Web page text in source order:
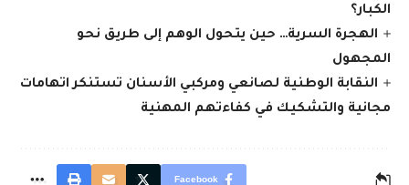
الكبار؟
الهجرة السرية… حين يتحول الوهم إلى طريق نحو
المجهول
النقابة الوطنية لصانعي ومركبي الأسنان تستنكر اتهامات
مجانية والتشكيك في كفاءتهم المهنية
Facebook